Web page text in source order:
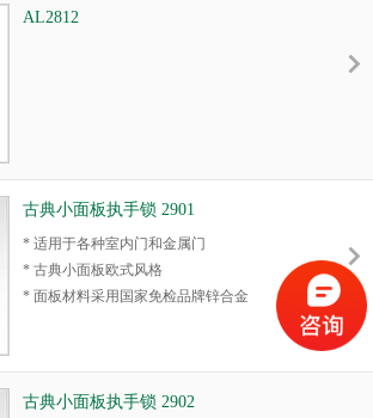
AL2812
古典小面板执手锁 2901
* 适用于各种室内门和金属门
* 古典小面板欧式风格
* 面板材料采用国家免检品牌锌合金
* 实心全铜方舌、斜舌，一字舌一段伸出，全
铜拔舵
* 门锁机械结构稳定、坚固，安全系数高
古典小面板执手锁 2902